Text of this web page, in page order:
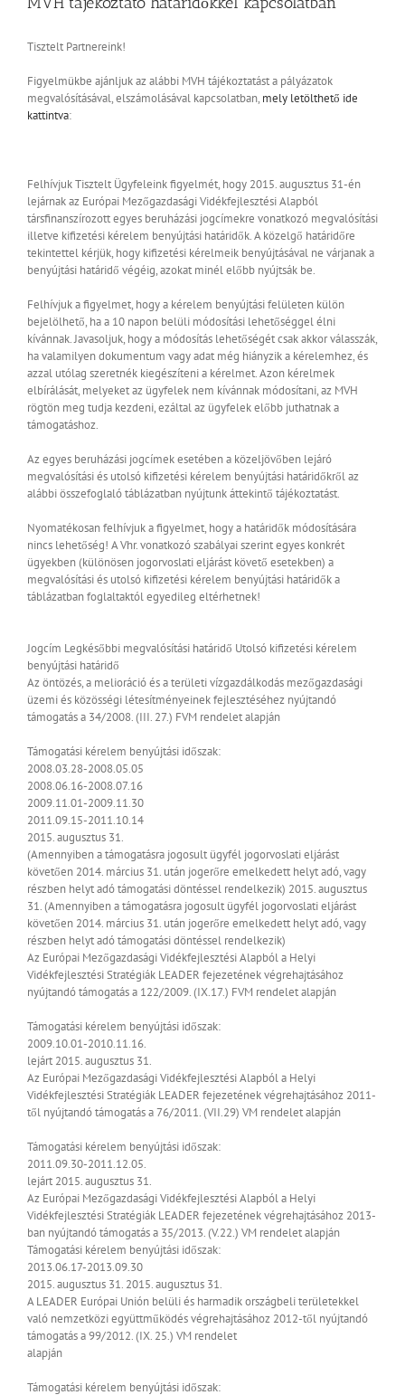
Tisztelt Partnereink!
Figyelmükbe ajánljuk az alábbi MVH tájékoztatást a pályázatok
megvalósításával, elszámolásával kapcsolatban, mely letölthető ide
kattintva:
Felhívjuk Tisztelt Ügyfeleink figyelmét, hogy 2015. augusztus 31-én
lejárnak az Európai Mezőgazdasági Vidékfejlesztési Alapból
társfinanszírozott egyes beruházási jogcímekre vonatkozó megvalósítási
illetve kifizetési kérelem benyújtási határidők. A közelgő határidőre
tekintettel kérjük, hogy kifizetési kérelmeik benyújtásával ne várjanak a
benyújtási határidő végéig, azokat minél előbb nyújtsák be.
Felhívjuk a figyelmet, hogy a kérelem benyújtási felületen külön
bejelölhető, ha a 10 napon belüli módosítási lehetőséggel élni
kívánnak. Javasoljuk, hogy a módosítás lehetőségét csak akkor válasszák,
ha valamilyen dokumentum vagy adat még hiányzik a kérelemhez, és
azzal utólag szeretnék kiegészíteni a kérelmet. Azon kérelmek
elbírálását, melyeket az ügyfelek nem kívánnak módosítani, az MVH
rögtön meg tudja kezdeni, ezáltal az ügyfelek előbb juthatnak a
támogatáshoz.
Az egyes beruházási jogcímek esetében a közeljövőben lejáró
megvalósítási és utolsó kifizetési kérelem benyújtási határidőkről az
alábbi összefoglaló táblázatban nyújtunk áttekintő tájékoztatást.
Nyomatékosan felhívjuk a figyelmet, hogy a határidők módosítására
nincs lehetőség! A Vhr. vonatkozó szabályai szerint egyes konkrét
ügyekben (különösen jogorvoslati eljárást követő esetekben) a
megvalósítási és utolsó kifizetési kérelem benyújtási határidők a
táblázatban foglaltaktól egyedileg eltérhetnek!
Jogcím Legkésőbbi megvalósítási határidő Utolsó kifizetési kérelem
benyújtási határidő
Az öntözés, a melioráció és a területi vízgazdálkodás mezőgazdasági
üzemi és közösségi létesítményeinek fejlesztéséhez nyújtandó
támogatás a 34/2008. (III. 27.) FVM rendelet alapján
Támogatási kérelem benyújtási időszak:
2008.03.28-2008.05.05
2008.06.16-2008.07.16
2009.11.01-2009.11.30
2011.09.15-2011.10.14
2015. augusztus 31.
(Amennyiben a támogatásra jogosult ügyfél jogorvoslati eljárást
követően 2014. március 31. után jogerőre emelkedett helyt adó, vagy
részben helyt adó támogatási döntéssel rendelkezik) 2015. augusztus
31. (Amennyiben a támogatásra jogosult ügyfél jogorvoslati eljárást
követően 2014. március 31. után jogerőre emelkedett helyt adó, vagy
részben helyt adó támogatási döntéssel rendelkezik)
Az Európai Mezőgazdasági Vidékfejlesztési Alapból a Helyi
Vidékfejlesztési Stratégiák LEADER fejezetének végrehajtásához
nyújtandó támogatás a 122/2009. (IX.17.) FVM rendelet alapján
Támogatási kérelem benyújtási időszak:
2009.10.01-2010.11.16.
lejárt 2015. augusztus 31.
Az Európai Mezőgazdasági Vidékfejlesztési Alapból a Helyi
Vidékfejlesztési Stratégiák LEADER fejezetének végrehajtásához 2011-
től nyújtandó támogatás a 76/2011. (VII.29) VM rendelet alapján
Támogatási kérelem benyújtási időszak:
2011.09.30-2011.12.05.
lejárt 2015. augusztus 31.
Az Európai Mezőgazdasági Vidékfejlesztési Alapból a Helyi
Vidékfejlesztési Stratégiák LEADER fejezetének végrehajtásához 2013-
ban nyújtandó támogatás a 35/2013. (V.22.) VM rendelet alapján
Támogatási kérelem benyújtási időszak:
2013.06.17-2013.09.30
2015. augusztus 31. 2015. augusztus 31.
A LEADER Európai Unión belüli és harmadik országbeli területekkel
való nemzetközi együttműködés végrehajtásához 2012-től nyújtandó
támogatás a 99/2012. (IX. 25.) VM rendelet
alapján
Támogatási kérelem benyújtási időszak: